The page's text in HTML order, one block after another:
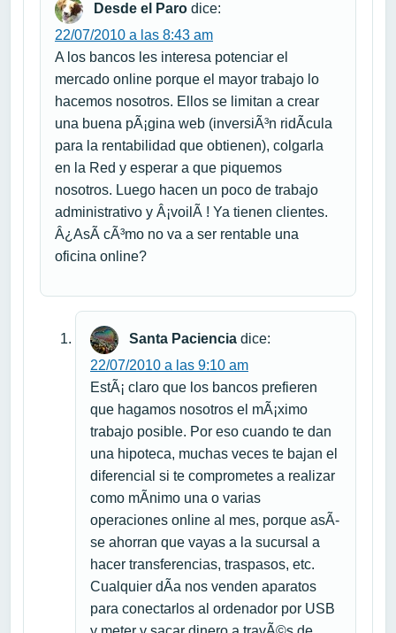
Desde el Paro dice:
22/07/2010 a las 8:43 am
A los bancos les interesa potenciar el
mercado online porque el mayor trabajo lo
hacemos nosotros. Ellos se limitan a crear
una buena pÃ¡gina web (inversiÃ³n ridÃ­cula
para la rentabilidad que obtienen), colgarla
en la Red y esperar a que piquemos
nosotros. Luego hacen un poco de trabajo
administrativo y Â¡voilÃ ! Ya tienen clientes.
Â¿AsÃ­ cÃ³mo no va a ser rentable una
oficina online?
Santa Paciencia dice:
22/07/2010 a las 9:10 am
EstÃ¡ claro que los bancos prefieren
que hagamos nosotros el mÃ¡ximo
trabajo posible. Por eso cuando te dan
una hipoteca, muchas veces te bajan el
diferencial si te comprometes a realizar
como mÃ­nimo una o varias
operaciones online al mes, porque asÃ­
se ahorran que vayas a la sucursal a
hacer transferencias, traspasos, etc.
Cualquier dÃ­a nos venden aparatos
para conectarlos al ordenador por USB